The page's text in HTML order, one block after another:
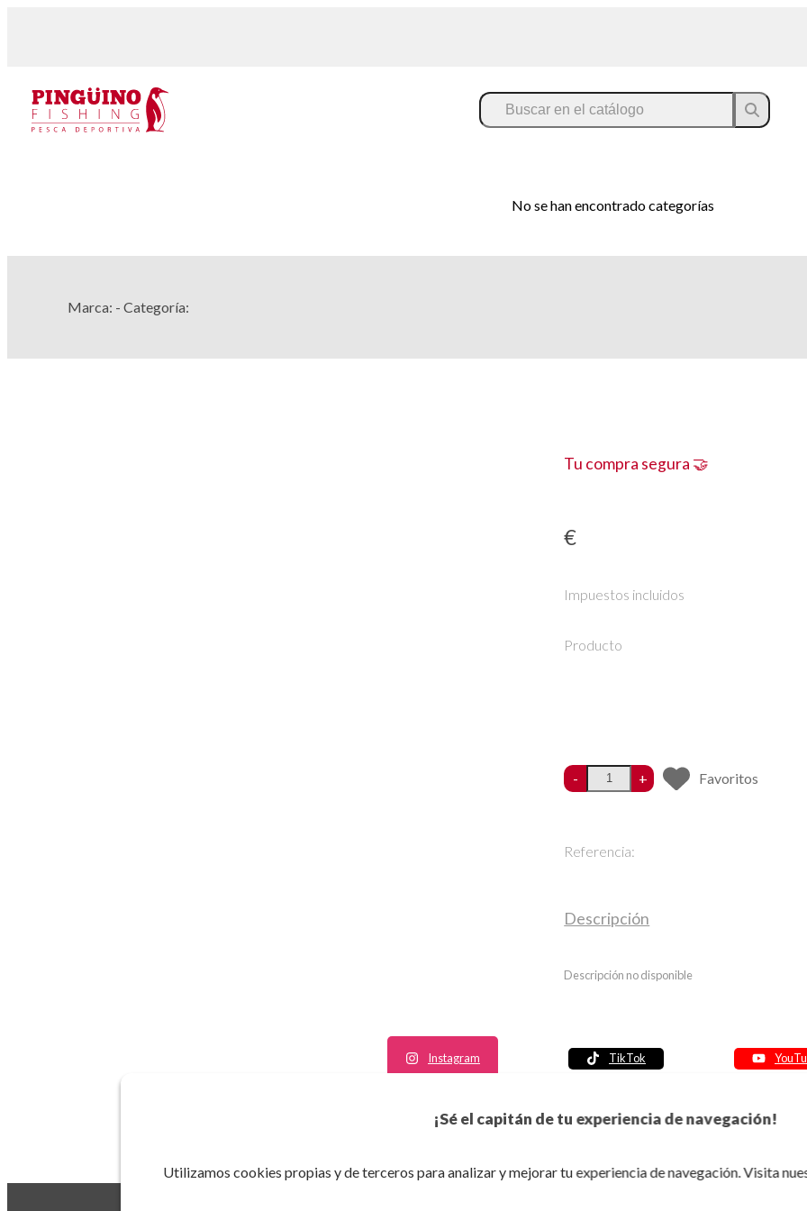
¡Sé el capitán de tu experiencia de navegación!
Utilizamos cookies propias y de terceros para analizar y mejorar tu experiencia de navegación. Visita
No se han encontrado categorías
Marca: - Categoría:
Tu compra segura 🤝
€
Impuestos incluidos
Producto
- + Favoritos
Referencia:
Descripción
Descripción no disponible
Instagram TikTok
Política de seguridad